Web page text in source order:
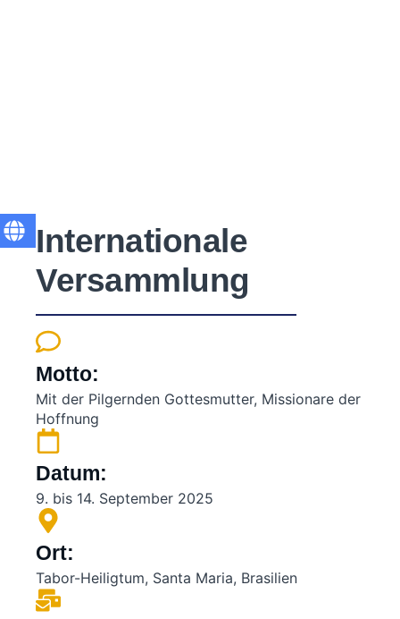
Internationale
Versammlung
Motto:
Mit der Pilgernden Gottesmutter, Missionare der
Hoffnung
Datum:
9. bis 14. September 2025
Ort:
Tabor-Heiligtum, Santa Maria, Brasilien